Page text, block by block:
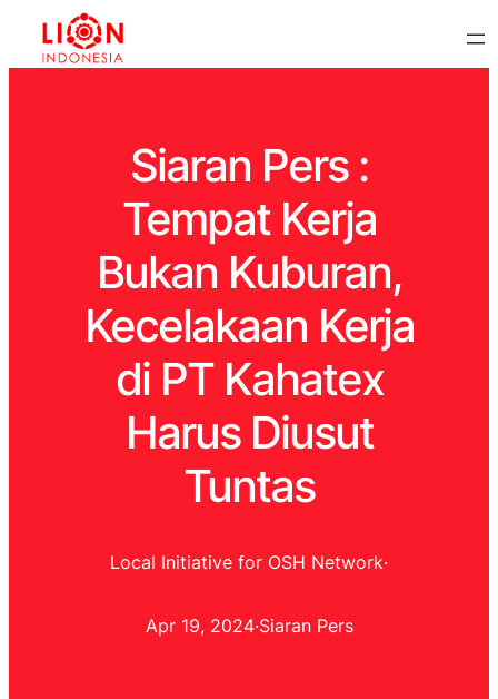
Siaran Pers :
Tempat Kerja
Bukan Kuburan,
Kecelakaan Kerja
di PT Kahatex
Harus Diusut
Tuntas
Local Initiative for OSH Network·
Apr 19, 2024·Siaran Pers